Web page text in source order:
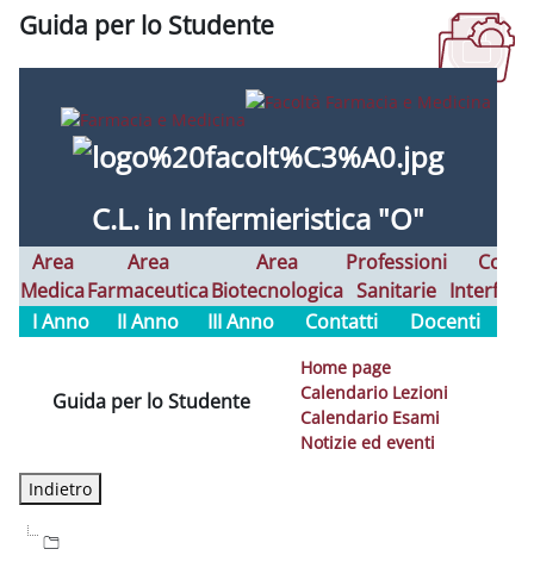
Guida per lo Studente
C.L. in Infermieristica "O"
Area
Medica
Area
Farmaceutica
Area
Biotecnologica
Professioni
Sanitarie
Corsi
I Anno
II Anno III Anno Contatti Docenti
Guida per lo Studente
Home page
Calendario Lezioni
Calendario Esami
Notizie ed eventi